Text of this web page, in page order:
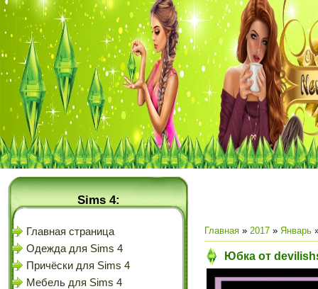
Sims 4:
Главная страница
Одежда для Sims 4
Причёски для Sims 4
Мебель для Sims 4
Главная » 2017 » Январь
Юбка от